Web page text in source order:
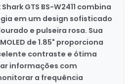
GTS BS-W2411 combina
em um design sofisticado
e pulseira rosa. Sua
de 1.85" proporciona
contraste e ótima
informações com
a frequência